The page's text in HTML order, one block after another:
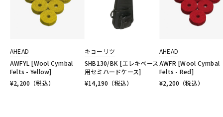
AHEAD
AWFYL [Wool Cymbal
Felts - Yellow]
¥2,200 （税込）
キョーリツ
SHB130/BK [エレキベース
用セミハードケース]
¥14,190 （税込）
AHEAD
AWFR [Wool Cymbal
Felts - Red]
¥2,200 （税込）